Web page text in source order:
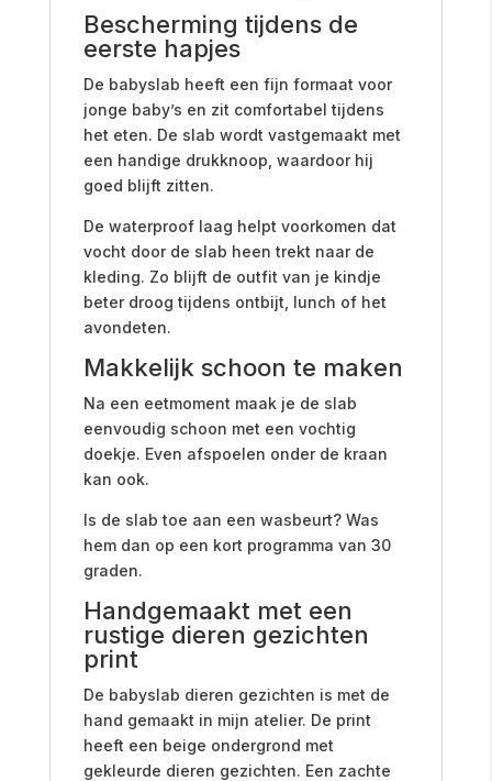
Bescherming tijdens de
eerste hapjes
De babyslab heeft een fijn formaat voor
jonge baby’s en zit comfortabel tijdens
het eten. De slab wordt vastgemaakt met
een handige drukknoop, waardoor hij
goed blijft zitten.
De waterproof laag helpt voorkomen dat
vocht door de slab heen trekt naar de
kleding. Zo blijft de outfit van je kindje
beter droog tijdens ontbijt, lunch of het
avondeten.
Makkelijk schoon te maken
Na een eetmoment maak je de slab
eenvoudig schoon met een vochtig
doekje. Even afspoelen onder de kraan
kan ook.
Is de slab toe aan een wasbeurt? Was
hem dan op een kort programma van 30
graden.
Handgemaakt met een
rustige dieren gezichten
print
De babyslab dieren gezichten is met de
hand gemaakt in mijn atelier. De print
heeft een beige ondergrond met
gekleurde dieren gezichten. Een zachte